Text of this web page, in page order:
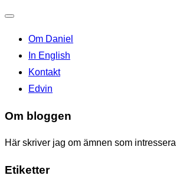
navigation
Om Daniel
In English
Kontakt
Edvin
Om bloggen
Här skriver jag om ämnen som
Etiketter